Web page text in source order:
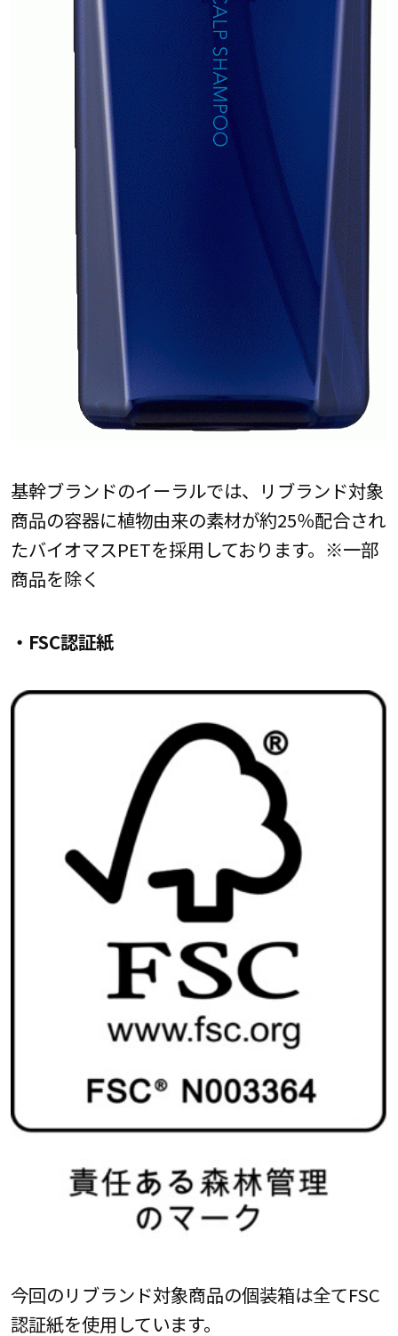
基幹ブランドのイーラルでは、リブランド対象
商品の容器に植物由来の素材が約25％配合され
たバイオマスPETを採用しております。※一部
商品を除く
・FSC認証紙
今回のリブランド対象商品の個装箱は全てFSC
認証紙を使用しています。